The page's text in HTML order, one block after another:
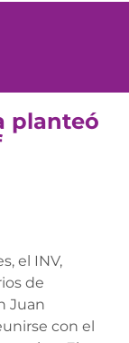
planteó
el INV,
de
Juan
con el